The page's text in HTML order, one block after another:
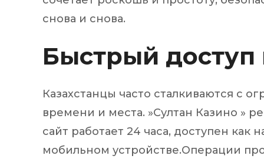
Cylinder
Pistons
Feu
снова и снова.
Быстрый
Казахстанцы часто сталкиваются с
времени и места. »Султан Казино »
сайт работает 24 часа, доступен как
мобильном устройстве.Операции